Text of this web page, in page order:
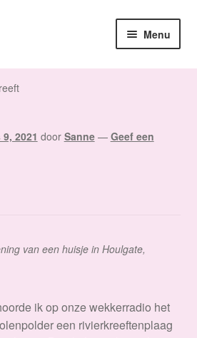
Menu
2021 door Sanne — Geef een
van een huisje in Houlgate,
ik op onze wekkerradio het
een rivierkreeftenplaag